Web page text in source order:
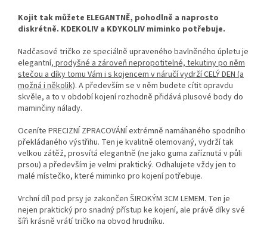
Kojit tak můžete ELEGANTNĚ, pohodlně a naprosto
diskrétně. KDEKOLIV a KDYKOLIV miminko potřebuje.
Nadčasové tričko ze speciálně upraveného bavlněného úpletu je
elegantní, prodyšné a zároveň nepropotitelné, tekutiny po něm
stečou a díky tomu Vám i s kojencem v náručí vydrží CELÝ DEN (a
možná i několik). A především se v něm budete cítit opravdu
skvěle, a to v období kojení rozhodně přidává plusové body do
maminčiny nálady.
Oceníte PRECIZNÍ ZPRACOVÁNÍ extrémně namáhaného spodního
překládaného výstřihu. Ten je kvalitně olemovaný, vydrží tak
velkou zátěž, prosvítá elegantně (ne jako guma zaříznutá v půli
prsou) a především je velmi praktický. Odhalujete vždy jen to
malé místečko, které miminko pro kojení potřebuje.
Vrchní díl pod prsy je zakončen ŠIROKÝM 3CM LEMEM. Ten je
nejen praktický pro snadný přístup ke kojení, ale právě díky své
šíři krásně vrátí tričko na obvod hrudníku.